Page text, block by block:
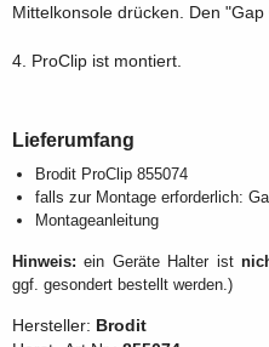
Mittelkonsole drücken. Den
4. ProClip ist montiert.
Lieferumfang
Brodit ProClip 855074
falls zur Montage erforderlich:
Montageanleitung
Hinweis: ein Geräte Halter ist
ggf. gesondert bestellt werden.)
Hersteller: Brodit